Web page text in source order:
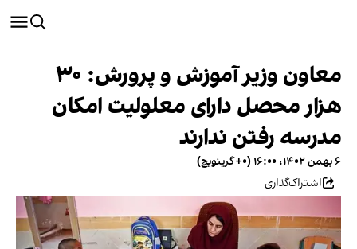
معاون وزیر آموزش و پرورش: ۳۰
هزار محصل دارای معلولیت امکان
مدرسه رفتن ندارند
۶ بهمن ۱۴۰۲، ۱۶:۰۰ (‎+۰ گرینویچ)
اشتراک‌گذاری